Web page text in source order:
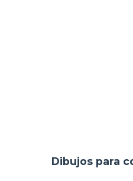
Dibujos para